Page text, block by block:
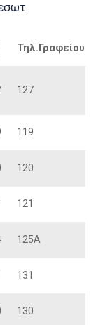
Τηλ.Γραφείου
127
119
120
121
125A
131
130